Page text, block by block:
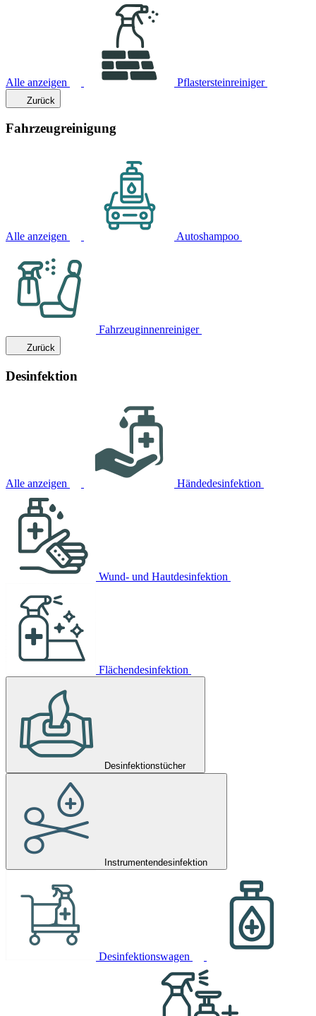
Alle anzeigen Pflastersteinreiniger
Zurück
Fahrzeugreinigung
Alle anzeigen Autoshampoo
Fahrzeuginnenreiniger
Zurück
Desinfektion
Alle anzeigen Händedesinfektion
Wund- und Hautdesinfektion
Flächendesinfektion
Desinfektionstücher
Instrumentendesinfektion
Desinfektionswagen